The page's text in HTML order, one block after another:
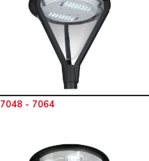
7048 - 7064